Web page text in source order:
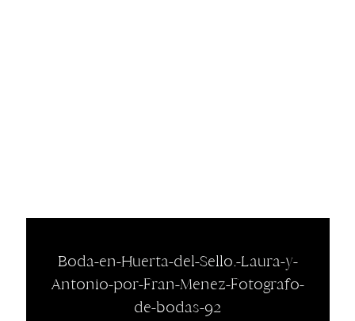
Boda-en-Huerta-del-Sello.-Laura-y-
Antonio-por-Fran-Menez-Fotografo-
de-bodas-92